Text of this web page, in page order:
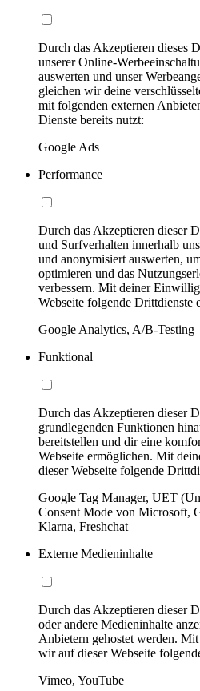
Durch das Akzeptieren dieses
unserer Online-
auswerten und unser
gleichen wir deine
mit folgenden externen
Dienste bereits nutzt:
Google Ads
Performance
Durch das Akzeptieren dieser
und Surfverhalten innerhalb
und anonymisiert auswerten,
optimieren und das
verbessern. Mit deiner
Webseite folgende Drittdienste
Google Analytics, A/B-Testing
Funktional
Durch das Akzeptieren dieser
grundlegenden Funktionen
bereitstellen und dir eine
Webseite ermöglichen. Mit
dieser Webseite folgende
Google Tag Manager, UET
Consent Mode von Microsoft,
Klarna, Freshchat
Externe Medieninhalte
Durch das Akzeptieren dieser
oder andere Medieninhalte
Anbietern gehostet werden.
wir auf dieser Webseite
Vimeo, YouTube